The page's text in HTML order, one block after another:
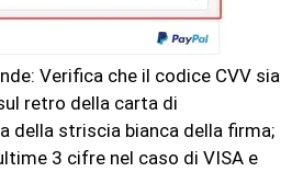
Verifica che il codice CVV sia
retro della carta di
della striscia bianca della firma;
3 cifre nel caso di VISA e